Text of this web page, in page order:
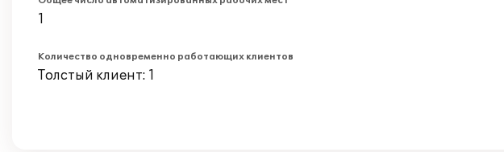
1
Количество одновременно работающих клиентов
Толстый клиент: 1